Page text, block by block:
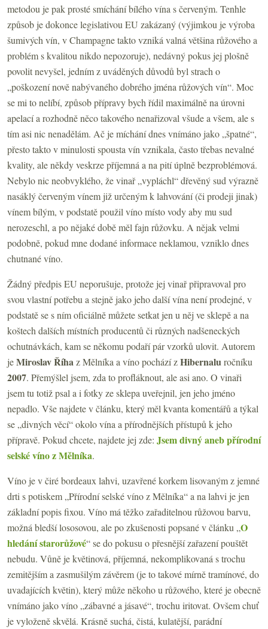
metodou je pak prosté smíchání bílého vína s červeným. Tenhle
způsob je dokonce legislativou EU zakázaný (výjimkou je výroba
šumivých vín, v Champagne takto vzniká valná většina růžového a
problém s kvalitou nikdo nepozoruje), nedávný pokus jej plošně
povolit nevyšel, jedním z uváděných důvodů byl strach o
„poškození nově nabývaného dobrého jména růžových vín“. Moc
se mi to nelíbí, způsob přípravy bych řídil maximálně na úrovni
apelací a rozhodně něco takového nenařizoval všude a všem, ale s
tím asi nic nenadělám. Ač je míchání dnes vnímáno jako „špatné“,
přesto takto v minulosti spousta vín vznikala, často třebas nevalné
kvality, ale někdy veskrze příjemná a na pití úplně bezproblémová.
Nebylo nic neobvyklého, že vinař „vypláchl“ dřevěný sud výrazně
nasáklý červeným vínem již určeným k lahvování (či prodeji jinak)
vínem bílým, v podstatě použil víno místo vody aby mu sud
nerozeschl, a po nějaké době měl fajn růžovku. A nějak velmi
podobně, pokud mne dodané informace neklamou, vzniklo dnes
chutnané víno.
Žádný předpis EU neporušuje, protože jej vinař připravoval pro
svou vlastní potřebu a stejně jako jeho další vína není prodejné, v
podstatě se s ním oficiálně můžete setkat jen u něj ve sklepě a na
koštech dalších místních producentů či různých nadšeneckých
ochutnávkách, kam se někomu podaří pár vzorků ulovit. Autorem
jeMiroslav Říhaz Mělníka a víno pochází zHibernaluročníku
2007. Přemýšlel jsem, zda to profláknout, ale asi ano. O vinaři
jsem tu totiž psal a i fotky ze sklepa uveřejnil, jen jeho jméno
nepadlo. Vše najdete v článku, který měl kvanta komentářů a týkal
se „divných věcí“ okolo vína a přírodnějších přístupů k jeho
přípravě. Pokud chcete, najdete jej zde: Jsem divný aneb přírodní
selské víno z Mělníka.
Víno je v čiré bordeaux lahvi, uzavřené korkem lisovaným z jemné
drti s potiskem „Přírodní selské víno z Mělníka“ a na lahvi je jen
základní popis fixou. Víno má těžko zařaditelnou růžovou barvu,
možná bledší lososovou, ale po zkušenosti popsané v článku „O
hledání starorůžové“ se do pokusu o přesnější zařazení pouštět
nebudu. Vůně je květinová, příjemná, nekomplikovaná s trochu
zemitějším a zasmušilým závěrem (je to takové mírně tramínové, do
uvadajících květin), který může někoho u růžového, které je obecně
vnímáno jako víno „zábavné a jásavé“, trochu iritovat. Ovšem chuť
je vyloženě skvělá. Krásně suchá, čistá, kulatější, parádní